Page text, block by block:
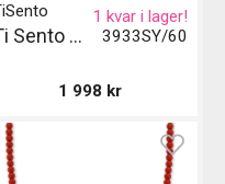
3933SY/60
Ti Sento Milano Halsband Gil - Guld
1 kvar i lager!
1 998 kr